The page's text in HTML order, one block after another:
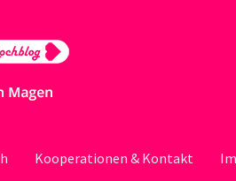
Kooperationen & Kontakt